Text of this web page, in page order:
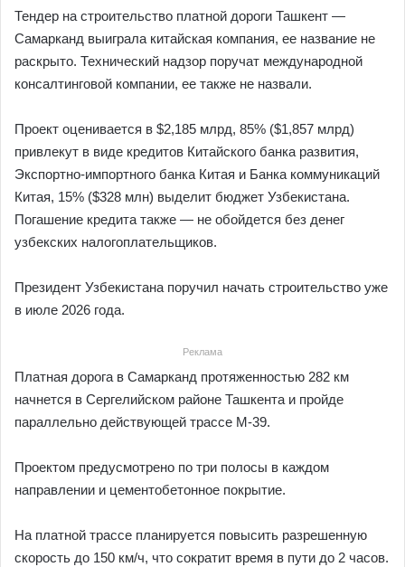
Тендер на строительство платной дороги Ташкент —
Самарканд выиграла китайская компания, ее название не
раскрыто. Технический надзор поручат международной
консалтинговой компании, ее также не назвали.
Проект оценивается в $2,185 млрд, 85% ($1,857 млрд)
привлекут в виде кредитов Китайского банка развития,
Экспортно-импортного банка Китая и Банка коммуникаций
Китая, 15% ($328 млн) выделит бюджет Узбекистана.
Погашение кредита также — не обойдется без денег
узбекских налогоплательщиков.
Президент Узбекистана поручил начать строительство уже
в июле 2026 года.
Реклама
Платная дорога в Самарканд протяженностью 282 км
начнется в Сергелийском районе Ташкента и пройде
параллельно действующей трассе М-39.
Проектом предусмотрено по три полосы в каждом
направлении и цементобетонное покрытие.
На платной трассе планируется повысить разрешенную
скорость до 150 км/ч, что сократит время в пути до 2 часов.